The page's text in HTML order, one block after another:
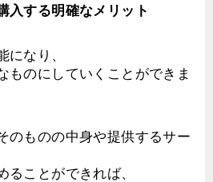
入する明確なメリット
になり、
ものにしていくことができま
のものの中身や提供するサー
ることができれば、